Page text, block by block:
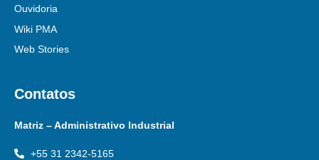
Ouvidoria
Wiki PMA
Web Stories
Contatos
Matriz – Administrativo Industrial
+55 31 2342-5165